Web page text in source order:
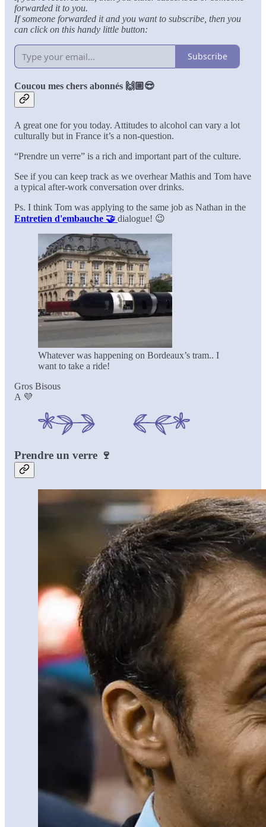
forwarded it to you.
If someone forwarded it and you want to subscribe, then you
can click on this handy little button:
Subscribe
Coucou mes chers abonnés 🙌🏼😎
A great one for you today. Attitudes to alcohol can vary a lot
culturally but in France it’s a non-question.
“Prendre un verre” is a rich and important part of the culture.
See if you can keep track as we overhear Mathis and Tom have
a typical after-work conversation over drinks.
Ps. I think Tom was applying to the same job as Nathan in the
Entretien d'embauche 🤝 dialogue! 😉
Whatever was happening on Bordeaux’s tram.. I
want to take a ride!
Gros Bisous
A 💜
Prendre un verre 🍷